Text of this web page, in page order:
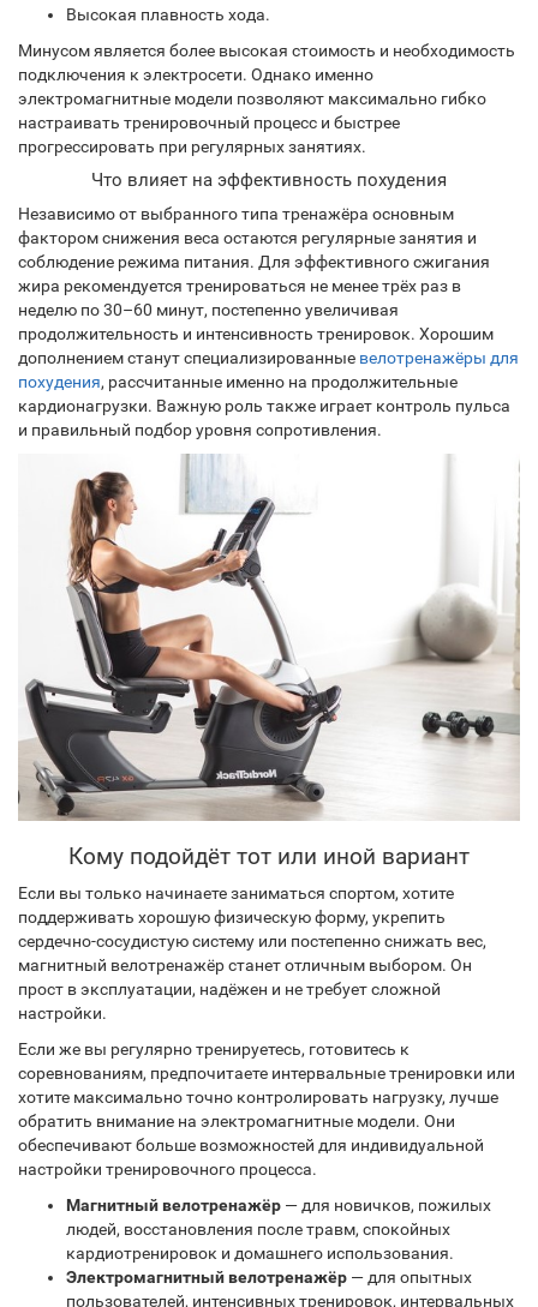
Высокая плавность хода.
Минусом является более высокая стоимость и необходимость
подключения к электросети. Однако именно
электромагнитные модели позволяют максимально гибко
настраивать тренировочный процесс и быстрее
прогрессировать при регулярных занятиях.
Что влияет на эффективность похудения
Независимо от выбранного типа тренажёра основным
фактором снижения веса остаются регулярные занятия и
соблюдение режима питания. Для эффективного сжигания
жира рекомендуется тренироваться не менее трёх раз в
неделю по 30–60 минут, постепенно увеличивая
продолжительность и интенсивность тренировок. Хорошим
дополнением станут специализированные велотренажёры для
похудения, рассчитанные именно на продолжительные
кардионагрузки. Важную роль также играет контроль пульса
и правильный подбор уровня сопротивления.
Кому подойдёт тот или иной вариант
Если вы только начинаете заниматься спортом, хотите
поддерживать хорошую физическую форму, укрепить
сердечно-сосудистую систему или постепенно снижать вес,
магнитный велотренажёр станет отличным выбором. Он
прост в эксплуатации, надёжен и не требует сложной
настройки.
Если же вы регулярно тренируетесь, готовитесь к
соревнованиям, предпочитаете интервальные тренировки или
хотите максимально точно контролировать нагрузку, лучше
обратить внимание на электромагнитные модели. Они
обеспечивают больше возможностей для индивидуальной
настройки тренировочного процесса.
Магнитный велотренажёр — для новичков, пожилых
людей, восстановления после травм, спокойных
кардиотренировок и домашнего использования.
Электромагнитный велотренажёр — для опытных
пользователей, интенсивных тренировок, интервальных